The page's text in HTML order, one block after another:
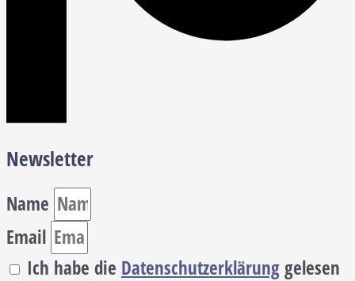
Newsletter
Name
Email
Ich habe die Datenschutzerklärung gelesen